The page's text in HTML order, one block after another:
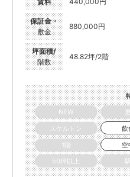
保証金・
敷金
880,000円
坪面積/
階数
48.82坪/2階
NEW
スケルトン
飲
1階
空
50坪以上